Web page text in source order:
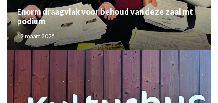
Enorm draagvlak voor behoud van deze zaal mt
podium
12 maart 2025